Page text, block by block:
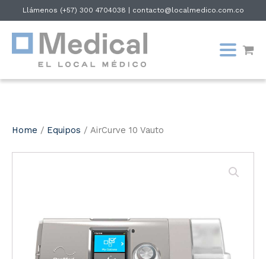
Llámenos (+57) 300 4704038 contacto@localmedico.com.co
Home / Equipos / AirCurve 10 Vauto